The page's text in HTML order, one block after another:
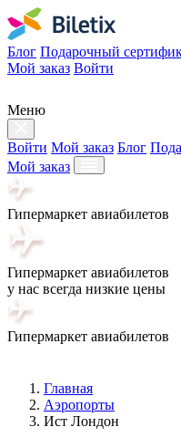
Блог Подарочный
Мой заказ Войти
Меню
Войти Мой заказ Блог
Мой заказ
Гипермаркет авиабилетов
Гипермаркет авиабилетов
у нас всегда низкие цены
Гипермаркет авиабилетов
Главная
Аэропорты
Ист Лондон